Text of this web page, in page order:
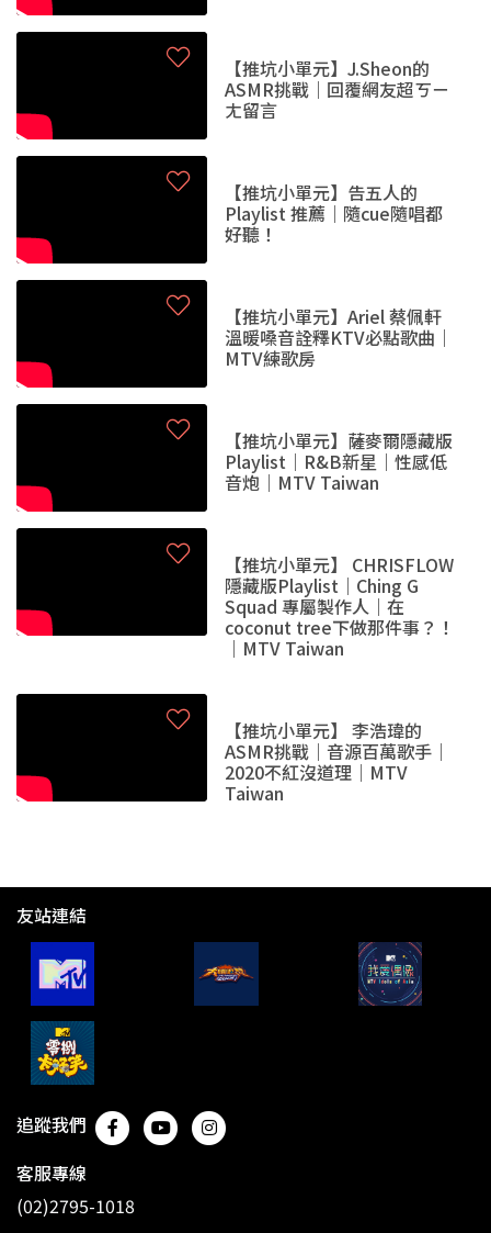
【推坑小單元】J.Sheon的
ASMR挑戰｜回覆網友超ㄎㄧ
ㄤ留言
【推坑小單元】告五人的
Playlist 推薦｜隨cue隨唱都
好聽！
【推坑小單元】Ariel 蔡佩軒
溫暖嗓音詮釋KTV必點歌曲｜
MTV練歌房
【推坑小單元】薩麥爾隱藏版
Playlist｜R&B新星｜性感低
音炮｜MTV Taiwan
【推坑小單元】 CHRISFLOW
隱藏版Playlist｜Ching G
Squad 專屬製作人｜在
coconut tree下做那件事？！
｜MTV Taiwan
【推坑小單元】 李浩瑋的
ASMR挑戰｜音源百萬歌手｜
2020不紅沒道理｜MTV
Taiwan
友站連結
追蹤我們
客服專線
(02)2795-1018